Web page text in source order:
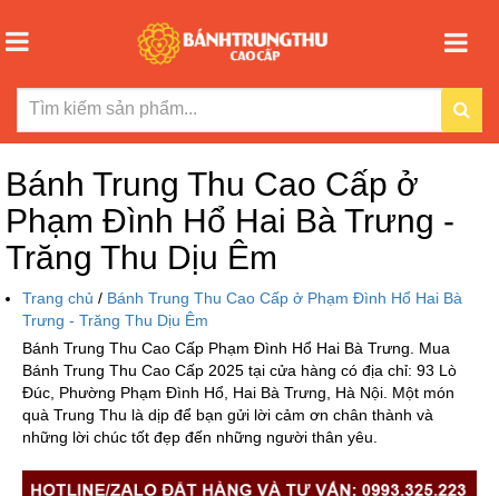
Bánh Trung Thu Cao Cấp ở
Phạm Đình Hổ Hai Bà Trưng -
Trăng Thu Dịu Êm
Trang chủ / Bánh Trung Thu Cao Cấp ở Phạm Đình Hổ Hai Bà
Trưng - Trăng Thu Dịu Êm
Bánh Trung Thu Cao Cấp Phạm Đình Hổ Hai Bà Trưng. Mua
Bánh Trung Thu Cao Cấp 2025 tại cửa hàng có địa chỉ: 93 Lò
Đúc, Phường Phạm Đình Hổ, Hai Bà Trưng, Hà Nội. Một món
quà Trung Thu là dịp để bạn gửi lời cảm ơn chân thành và
những lời chúc tốt đẹp đến những người thân yêu.